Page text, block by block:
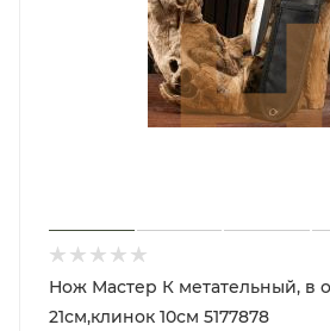
Нож Мастер К метательный, в
21см,клинок 10см 5177878